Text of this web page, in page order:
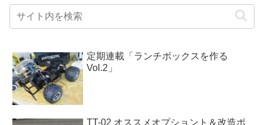
定期連載「ランチボックスを作る
Vol.2」
TT-02 オススメオプショント＆改造ポ